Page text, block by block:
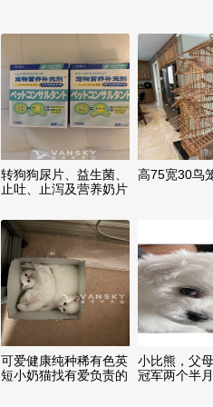
转狗狗尿片、益生菌、
止吐、止泻及营养奶片
高75宽30鸟
可爱健康纯种稀有色英
短小奶猫找有爱负责的
小比熊，父
冠军两个半